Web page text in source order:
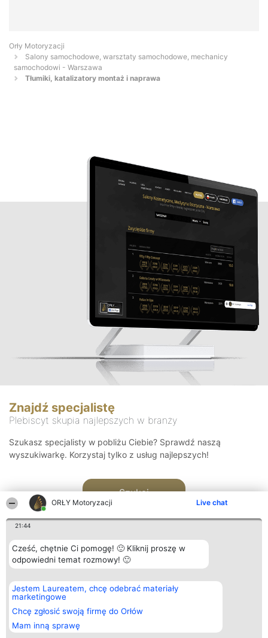
ORŁY Motoryzacji Live chat
21:44
Cześć, chętnie Ci pomogę! 🙂 Kliknij proszę w
odpowiedni temat rozmowy! 🙂
Jestem Laureatem, chcę odebrać materiały
marketingowe
Chcę zgłosić swoją firmę do Orłów
Mam inną sprawę
Orły Motoryzacji
Salony samochodowe, warsztaty samochodowe, mechanicy
samochodowi - Warszawa
Tłumiki, katalizatory montaż i naprawa
Znajdź specjalistę
Plebiscyt skupia najlepszych w branży
Szukasz specjalisty w pobliżu Ciebie? Sprawdź naszą
wyszukiwarkę. Korzystaj tylko z usług najlepszych!
Szukaj
Organizator plebiscytu
Bright Side Solutions sp. z o.
o. sp. k.
ul. Ruska 22
Wrocław 50-079
KRS 0000749100 | Regon
381313360 | NIP 8943132676
Plebiscyt
Laureaci
wszystkich
Laureatów
Regulamin
Kontakt
Kontakt